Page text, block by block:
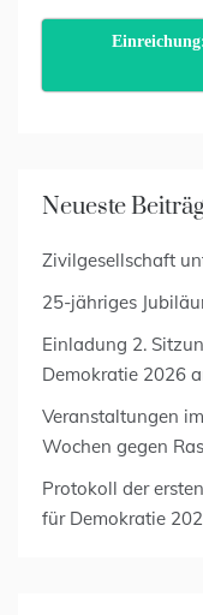
Neueste
Zivilgesellschaft
25-jähriges
Einladung 2.
Demokratie 2026
Veranstaltungen
Wochen gegen
Protokoll der
für Demokratie